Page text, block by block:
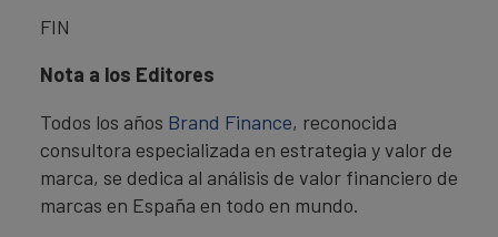
FIN
Nota a los Editores
Todos los años Brand Finance, reconocida
consultora especializada en estrategia y valor de
marca, se dedica al análisis de valor financiero de
marcas en España en todo en mundo.